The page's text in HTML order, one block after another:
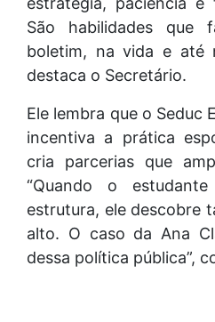
São habilidades que
boletim, na vida e até
destaca o Secretário.
Ele lembra que o Seduc
incentiva a prática
cria parcerias que
“Quando o
estrutura, ele descobre
alto. O caso da Ana
dessa política pública”,